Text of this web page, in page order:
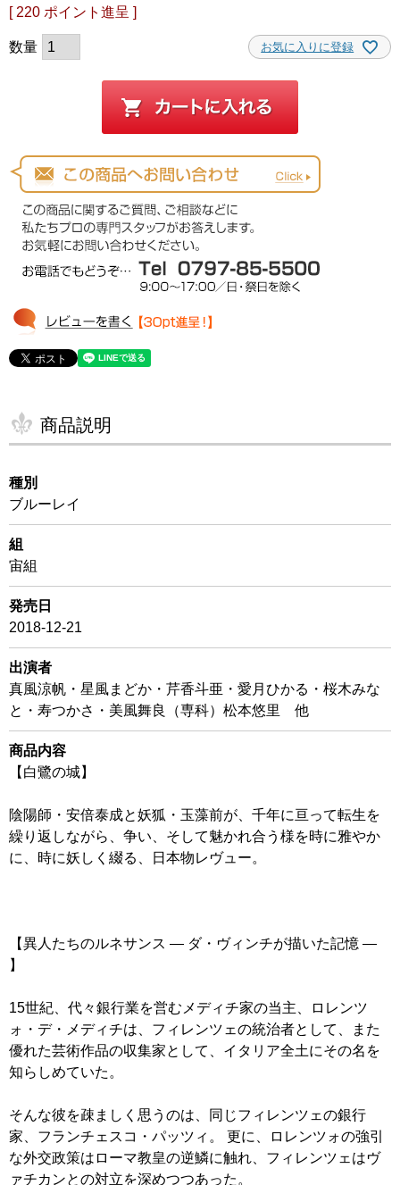
[ 220 ポイント進呈 ]
お気に入りに登録
商品説明
種別
ブルーレイ
組
宙組
発売日
2018-12-21
出演者
真風涼帆・星風まどか・芹香斗亜・愛月ひかる・桜木みな
と・寿つかさ・美風舞良（専科）松本悠里 他
商品内容
【白鷺の城】
陰陽師・安倍泰成と妖狐・玉藻前が、千年に亘って転生を
繰り返しながら、争い、そして魅かれ合う様を時に雅やか
に、時に妖しく綴る、日本物レヴュー。
【異人たちのルネサンス ― ダ・ヴィンチが描いた記憶 ―
】
15世紀、代々銀行業を営むメディチ家の当主、ロレンツ
ォ・デ・メディチは、フィレンツェの統治者として、また
優れた芸術作品の収集家として、イタリア全土にその名を
知らしめていた。
そんな彼を疎ましく思うのは、同じフィレンツェの銀行
家、フランチェスコ・パッツィ。 更に、ロレンツォの強引
な外交政策はローマ教皇の逆鱗に触れ、フィレンツェはヴ
ァチカンとの対立を深めつつあった。